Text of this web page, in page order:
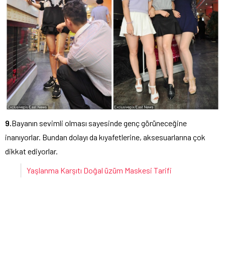
9. Bayanın sevimli olması sayesinde genç görüneceğine
inanıyorlar. Bundan dolayı da kıyafetlerine, aksesuarlarına çok
dikkat ediyorlar.
Yaşlanma Karşıtı Doğal üzüm Maskesi Tarifi